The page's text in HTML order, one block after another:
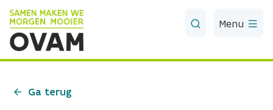
Skip to Main Content
Menu
Ga terug